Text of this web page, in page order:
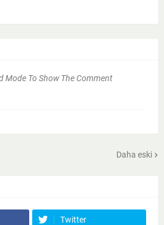
Mode To Show The Comment
Daha eski
Twitter